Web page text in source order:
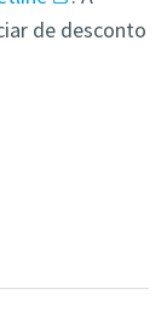
de desconto